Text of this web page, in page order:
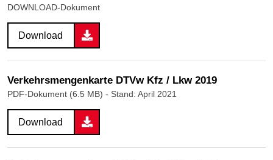
DOWNLOAD-Dokument
Download
Verkehrsmengenkarte DTVw Kfz / Lkw 2019
PDF-Dokument (6.5 MB) - Stand: April 2021
Download